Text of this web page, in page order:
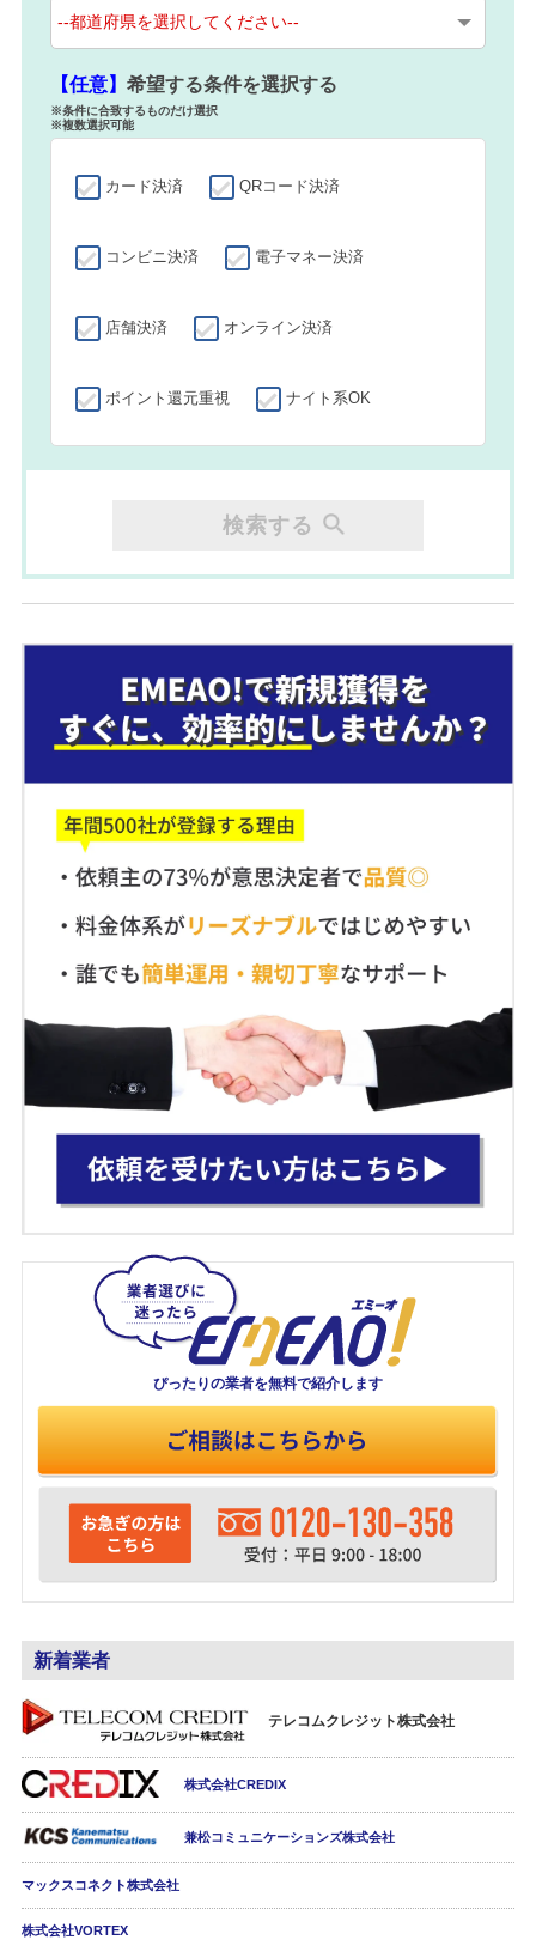
【任意】希望する条件を選択する
※条件に合致するものだけ選択
※複数選択可能
カード決済 QRコード決済
コンビニ決済 電子マネー決済
店舗決済 オンライン決済
ポイント還元重視 ナイト系OK
検索する
ぴったりの業者を無料で紹介します
新着業者
テレコムクレジット株式会社
株式会社CREDIX
兼松コミュニケーションズ株式会社
マックスコネクト株式会社
株式会社VORTEX